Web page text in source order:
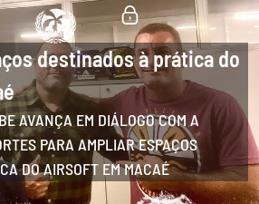
destinados à prática do
AVANÇA EM DIÁLOGO COM A
PARA AMPLIAR ESPAÇOS
DO AIRSOFT EM MACAÉ